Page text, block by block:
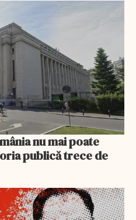
nu mai poate
publică trece de